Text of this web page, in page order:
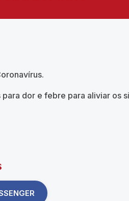
dor e febre para aliviar os